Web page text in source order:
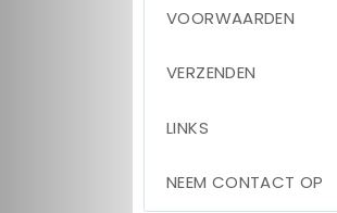
VOORWAARDEN
VERZENDEN
LINKS
NEEM CONTACT OP